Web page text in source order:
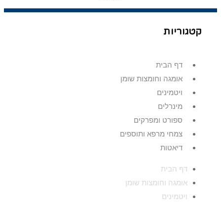
קטגוריות
דף הבית
אומגה וחומצות שומן
ויטמינים
מינרלים
ספורט ומפרקים
צמחי מרפא ותוספים
דיאטות
דף הבית
אומגה וחומצות שומן
ויטמינים